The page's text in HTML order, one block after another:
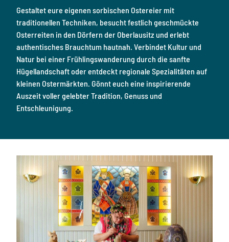
Gestaltet eure eigenen sorbischen Ostereier mit
traditionellen Techniken, besucht festlich geschmückte
Osterreiten in den Dörfern der Oberlausitz und erlebt
authentisches Brauchtum hautnah. Verbindet Kultur und
Natur bei einer Frühlingswanderung durch die sanfte
Hügellandschaft oder entdeckt regionale Spezialitäten auf
kleinen Ostermärkten. Gönnt euch eine inspirierende
Auszeit voller gelebter Tradition, Genuss und
Entschleunigung.